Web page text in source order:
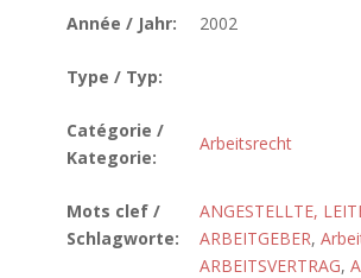
Année / Jahr: 2002
Type / Typ:
Catégorie /
Kategorie:
Arbeitsrecht
Mots clef /
Schlagworte:
ANGESTELLTE,
ARBEITGEBER,
ARBEITSVERTRAG,